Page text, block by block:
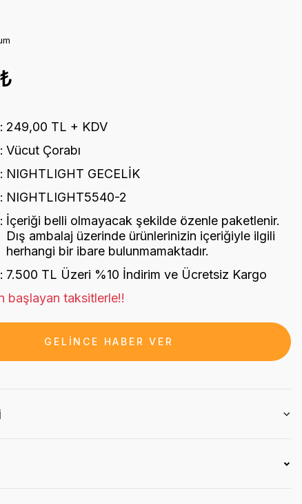
249,00 TL + KDV
Vücut Çorabı
NIGHTLIGHT GECELİK
NIGHTLIGHT5540-2
İçeriği belli olmayacak şekilde özenle paketlenir.
Dış ambalaj üzerinde ürünlerinizin içeriğiyle ilgili
herhangi bir ibare bulunmamaktadır.
7.500 TL Üzeri %10 İndirim ve Ücretsiz Kargo
başlayan taksitlerle!!
GELİNCE HABER VER